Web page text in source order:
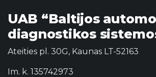
UAB “Baltijos
diagnostikos
Ateities pl. 30G, Kaunas LT-52163
Im. k. 135742973